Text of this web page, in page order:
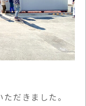
だきました。